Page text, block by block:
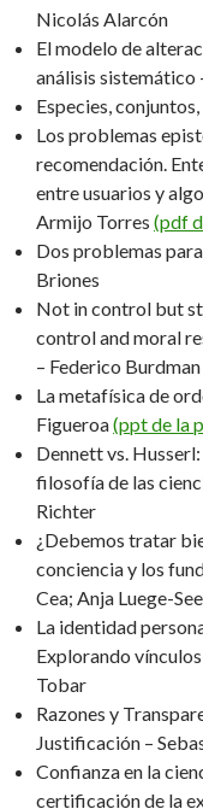
Nicolás Alarcón
El modelo de
análisis sistemático
Especies,
Los problemas
recomendación.
entre usuarios y
Armijo Torres (pdf
Dos problemas
Briones
Not in control but
control and moral
– Federico Burdman
La metafísica de
Figueroa(ppt de la
Dennett vs.
filosofía de las
Richter
¿Debemos tratar
conciencia y los
Cea; Anja Luege-
La identidad
Explorando
Tobar
Razones y
Justificación –
Confianza en la
certificación de la